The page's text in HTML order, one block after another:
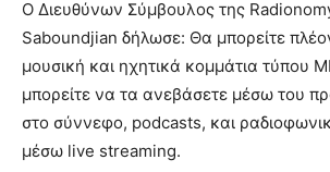
Ο Διευθύνων Σύμβουλος της
Saboundjian δήλωσε: Θα μπορείτε
μουσική και ηχητικά κομμάτια τύπου
μπορείτε να τα ανεβάσετε μέσω του
στο σύννεφο, podcasts, και
μέσω live streaming.